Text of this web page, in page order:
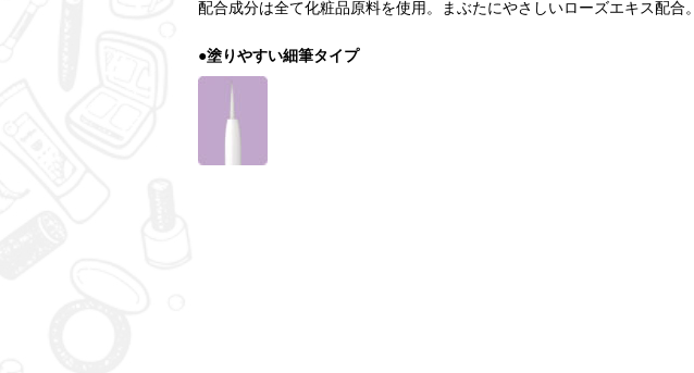
配合成分は全て化粧品原料を使用。まぶたにやさしいローズエキス配合。
●塗りやすい細筆タイプ